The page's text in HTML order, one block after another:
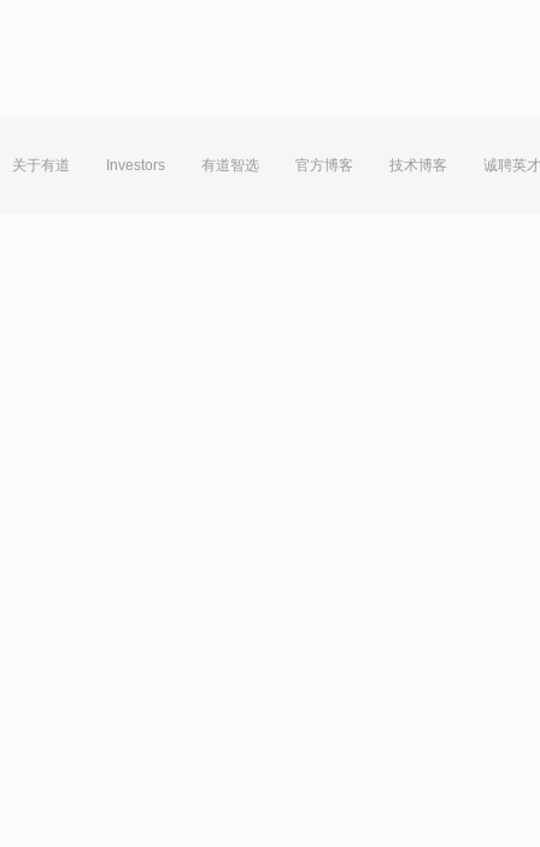
关于有道 Investors 有道智选 官方博客 技术博客 诚聘英才